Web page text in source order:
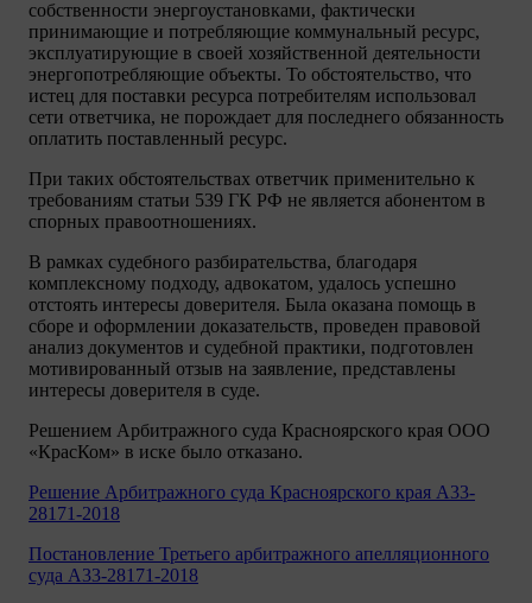
собственности энергоустановками, фактически
принимающие и потребляющие коммунальный ресурс,
эксплуатирующие в своей хозяйственной деятельности
энергопотребляющие объекты. То обстоятельство, что
истец для поставки ресурса потребителям использовал
сети ответчика, не порождает для последнего обязанность
оплатить поставленный ресурс.
При таких обстоятельствах ответчик применительно к
требованиям статьи 539 ГК РФ не является абонентом в
спорных правоотношениях.
В рамках судебного разбирательства, благодаря
комплексному подходу, адвокатом, удалось успешно
отстоять интересы доверителя. Была оказана помощь в
сборе и оформлении доказательств, проведен правовой
анализ документов и судебной практики, подготовлен
мотивированный отзыв на заявление, представлены
интересы доверителя в суде.
Решением Арбитражного суда Красноярского края ООО
«КрасКом» в иске было отказано.
Решение Арбитражного суда Красноярского края A33-
28171-2018
Постановление Третьего арбитражного апелляционного
суда A33-28171-2018